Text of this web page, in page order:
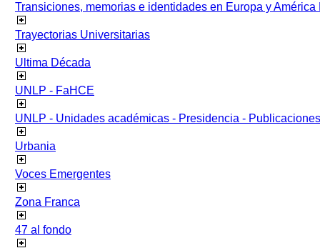
Transiciones, memorias e identidades en Europa y América
Trayectorias Universitarias
Ultima Década
UNLP - FaHCE
UNLP - Unidades académicas - Presidencia - Publicaciones
Urbania
Voces Emergentes
Zona Franca
47 al fondo